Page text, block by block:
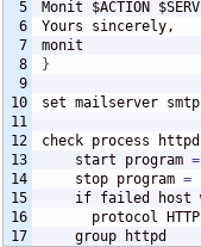
5
6
7
8
9
10
11
12
13
14
15
16
Monit $ACTION
Yours sincerely,
}
set mailserver
check process
    start program
=
    stop program
=
if failed host
protocol
    group httpd